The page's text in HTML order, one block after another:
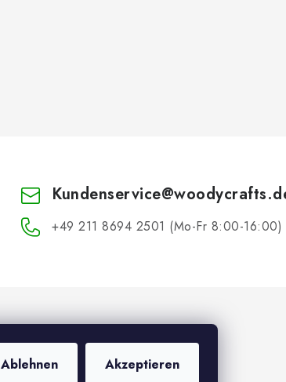
Ablehnen Akzeptieren
Kundenservice@
+49 211 8694 2501 (Mo-Fr 8:00-16:00)